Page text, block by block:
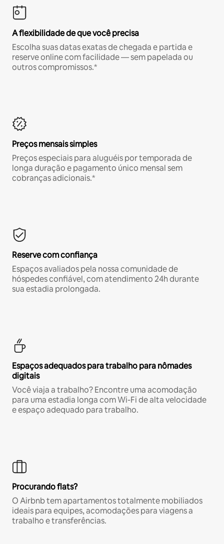
A flexibilidade de que você precisa
Escolha suas datas exatas de chegada e partida e
reserve online com facilidade — sem papelada ou
outros compromissos.*
Preços mensais simples
Preços especiais para aluguéis por temporada de
longa duração e pagamento único mensal sem
cobranças adicionais.*
Reserve com confiança
Espaços avaliados pela nossa comunidade de
hóspedes confiável, com atendimento 24h durante
sua estadia prolongada.
Espaços adequados para trabalho para nômades
digitais
Você viaja a trabalho? Encontre uma acomodação
para uma estadia longa com Wi-Fi de alta velocidade
e espaço adequado para trabalho.
Procurando flats?
O Airbnb tem apartamentos totalmente mobiliados
ideais para equipes, acomodações para viagens a
trabalho e transferências.